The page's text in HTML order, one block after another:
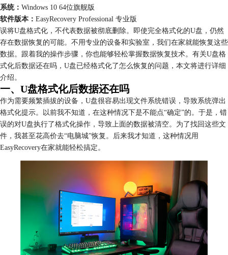
系统： Windows 10 64位旗舰版
软件版本： EasyRecovery Professional 专业版
误将U盘格式化，不代表数据被彻底删除。即使完全格式化的U盘，仍然
存在数据恢复的可能。不用专业的设备和实验室，我们在家就能恢复这些
数据。跟着我的操作步骤，你也能够轻松掌握数据恢复技术。有关U盘格
式化后数据还在吗，U盘已经格式化了怎么恢复的问题，本文将进行详细
介绍。
一、U盘格式化后数据还在吗
作为需要频繁插拔的设备，U盘很容易出现文件系统错误，导致系统弹出
格式化提示。以前我不知道，在这种情况下是不能点“确定”的。于是，错
误的对U盘执行了格式化操作，导致上面的数据被清空。为了找回这些文
件，我甚至花高价去“电脑城”恢复。后来我才知道，这种情况用
EasyRecovery在家就能轻松搞定。